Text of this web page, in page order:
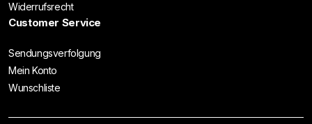
Widerrufsrecht
Customer Service
Sendungsverfolgung
Mein Konto
Wunschliste